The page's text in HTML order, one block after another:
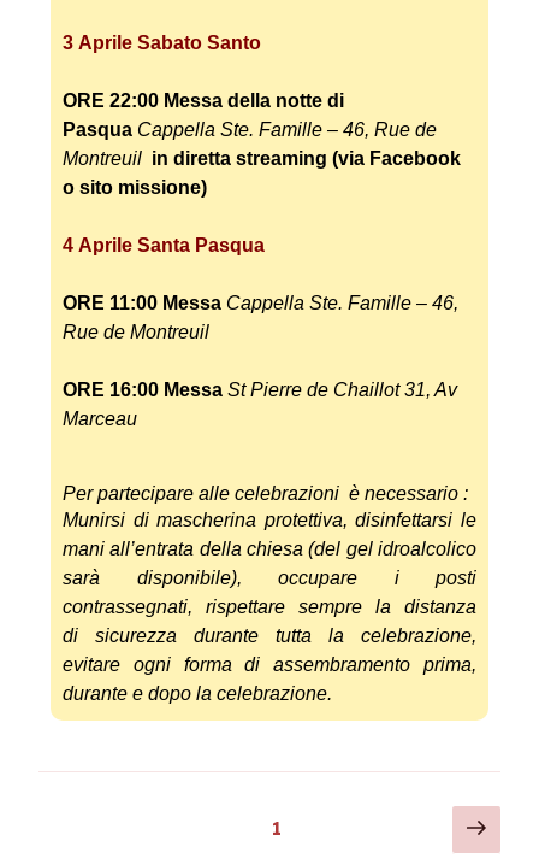
3 Aprile Sabato Santo
ORE 22:00 Messa della notte di
Pasqua Cappella Ste. Famille – 46, Rue de
Montreuil in diretta streaming (via Facebook
o sito missione)
4 Aprile Santa Pasqua
ORE 11:00 Messa Cappella Ste. Famille – 46,
Rue de Montreuil
ORE 16:00 Messa St Pierre de Chaillot 31, Av
Marceau
Per partecipare alle celebrazioni è necessario :
Munirsi di mascherina protettiva, disinfettarsi le
mani all’entrata della chiesa (del gel idroalcolico
sarà disponibile), occupare i posti
contrassegnati, rispettare sempre la distanza
di sicurezza durante tutta la celebrazione,
evitare ogni forma di assembramento prima,
durante e dopo la celebrazione.
1